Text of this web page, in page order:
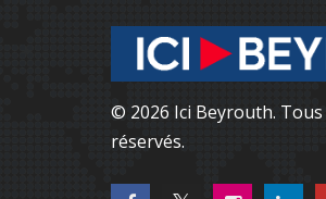
© 2026 Ici Beyrouth.
réservés.